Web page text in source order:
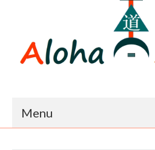
Menu